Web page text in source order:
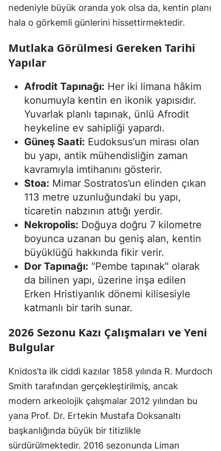
nedeniyle büyük oranda yok olsa da, kentin planı
hala o görkemli günlerini hissettirmektedir.
Mutlaka Görülmesi Gereken Tarihi
Yapılar
Afrodit Tapınağı: Her iki limana hâkim
konumuyla kentin en ikonik yapısıdır.
Yuvarlak planlı tapınak, ünlü Afrodit
heykeline ev sahipliği yapardı.
Güneş Saati: Eudoksus'un mirası olan
bu yapı, antik mühendisliğin zaman
kavramıyla imtihanını gösterir.
Stoa: Mimar Sostratos’un elinden çıkan
113 metre uzunluğundaki bu yapı,
ticaretin nabzının attığı yerdir.
Nekropolis: Doğuya doğru 7 kilometre
boyunca uzanan bu geniş alan, kentin
büyüklüğü hakkında fikir verir.
Dor Tapınağı: "Pembe tapınak" olarak
da bilinen yapı, üzerine inşa edilen
Erken Hristiyanlık dönemi kilisesiyle
katmanlı bir tarih sunar.
2026 Sezonu Kazı Çalışmaları ve Yeni
Bulgular
Knidos’ta ilk ciddi kazılar 1858 yılında R. Murdoch
Smith tarafından gerçekleştirilmiş, ancak
modern arkeolojik çalışmalar 2012 yılından bu
yana Prof. Dr. Ertekin Mustafa Doksanaltı
başkanlığında büyük bir titizlikle
sürdürülmektedir. 2016 sezonunda Liman